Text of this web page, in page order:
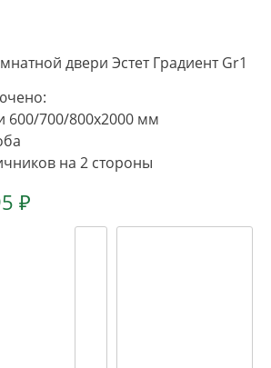
двери Эстет Градиент Gr1
600/700/800х2000 мм
на 2 стороны
₽